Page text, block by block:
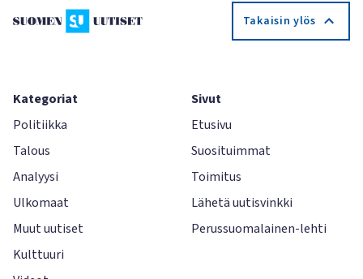
Takaisin ylös
Kategoriat
Politiikka
Talous
Analyysi
Ulkomaat
Muut uutiset
Kulttuuri
Sivut
Etusivu
Suosituimmat
Toimitus
Lähetä uutisvinkki
Perussuomalainen-lehti